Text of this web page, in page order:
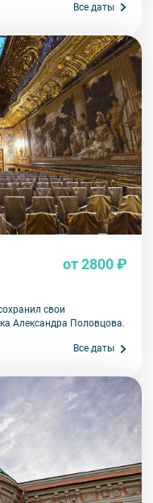
карьера, какая
Все даты
от 2800 ₽
свои
Александра Половцова.
Все даты